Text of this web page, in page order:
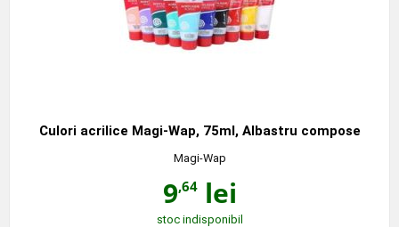
Culori acrilice Magi-Wap, 75ml, Albastru compose
Magi-Wap
9,64lei
stoc indisponibil